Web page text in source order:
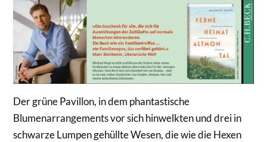
Der grüne Pavillon, in dem phantastische
Blumenarrangements vor sich hinwelkten und drei in
schwarze Lumpen gehüllte Wesen, die wie die Hexen